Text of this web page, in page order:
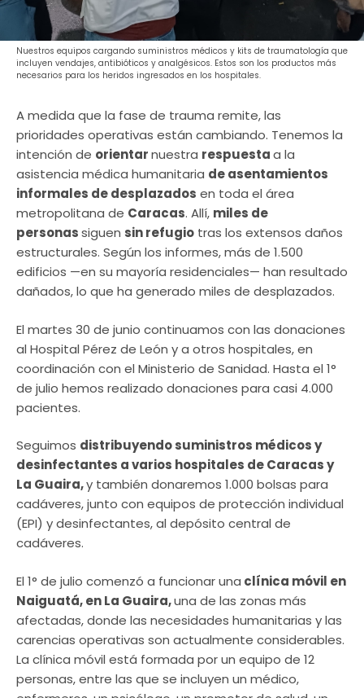
Nuestros equipos cargando suministros médicos y kits de traumatología que
incluyen vendajes, antibióticos y analgésicos. Estos son los productos más
necesarios para los heridos ingresados en los hospitales.
A medida que la fase de trauma remite, las
prioridades operativas están cambiando. Tenemos la
intención de orientarnuestra respuestaa la
asistencia médica humanitaria de asentamientos
informales de desplazados en toda el área
metropolitana de Caracas. Allí, miles de
personassiguen sin refugio tras los extensos daños
estructurales. Según los informes, más de 1.500
edificios —en su mayoría residenciales— han resultado
dañados, lo que ha generado miles de desplazados.
El martes 30 de junio continuamos con las donaciones
al Hospital Pérez de León y a otros hospitales, en
coordinación con el Ministerio de Sanidad. Hasta el 1°
de julio hemos realizado donaciones para casi 4.000
pacientes.
Seguimos distribuyendo suministros médicos y
desinfectantes a varios hospitales de Caracas y
La Guaira,y también donaremos 1.000 bolsas para
cadáveres, junto con equipos de protección individual
(EPI) y desinfectantes, al depósito central de
cadáveres.
El 1° de julio comenzó a funcionar una clínica móvil en
Naiguatá, en La Guaira,una de las zonas más
afectadas, donde las necesidades humanitarias y las
carencias operativas son actualmente considerables.
La clínica móvil está formada por un equipo de 12
personas, entre las que se incluyen un médico,